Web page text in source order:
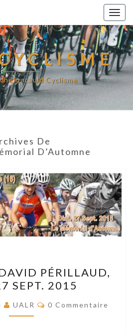
Cyclisme
De
D’Automne
DAVID
PÉRILLAUD,
26
&
PÉRILLAUD,
SEPT. 2015
UALR Commentaires
0 Commentaire